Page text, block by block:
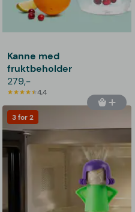
Kanne med
fruktbeholder
279,-
4,4
3 for 2